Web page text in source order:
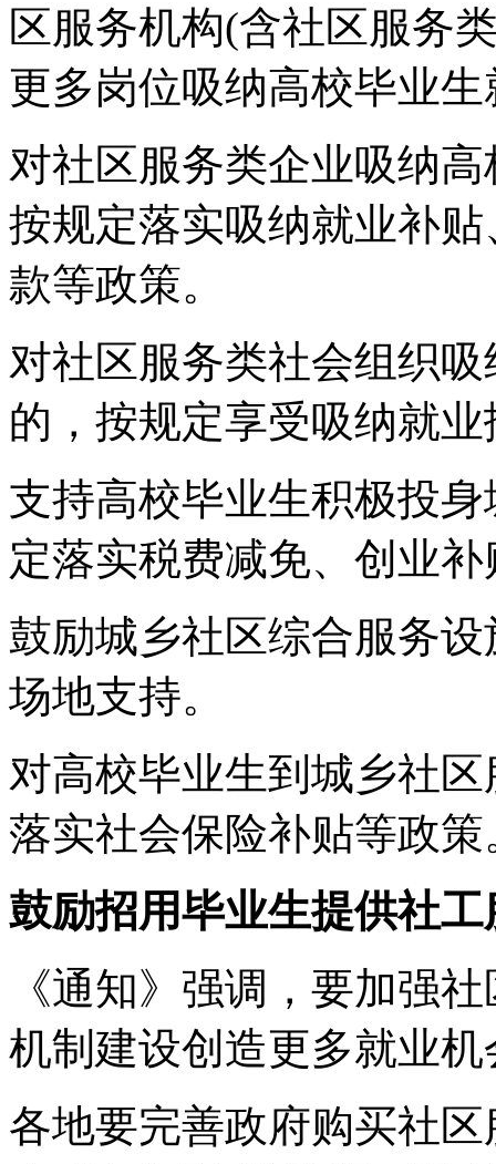
区服务机构(含社区服务
更多岗位吸纳高校毕业生
对社区服务类企业吸纳
按规定落实吸纳就业补
款等政策。
对社区服务类社会组织
的，按规定享受吸纳就
支持高校毕业生积极投
定落实税费减免、创业
鼓励城乡社区综合服务
场地支持。
对高校毕业生到城乡社
落实社会保险补贴等政策
鼓励招用毕业生提供社工
《通知》强调，要加强
机制建设创造更多就业机
各地要完善政府购买社